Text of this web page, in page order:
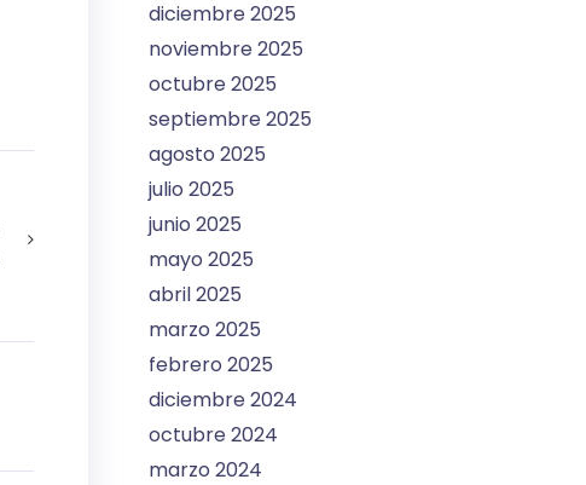
diciembre 2025
noviembre 2025
octubre 2025
septiembre 2025
agosto 2025
julio 2025
junio 2025
mayo 2025
abril 2025
marzo 2025
febrero 2025
diciembre 2024
octubre 2024
marzo 2024